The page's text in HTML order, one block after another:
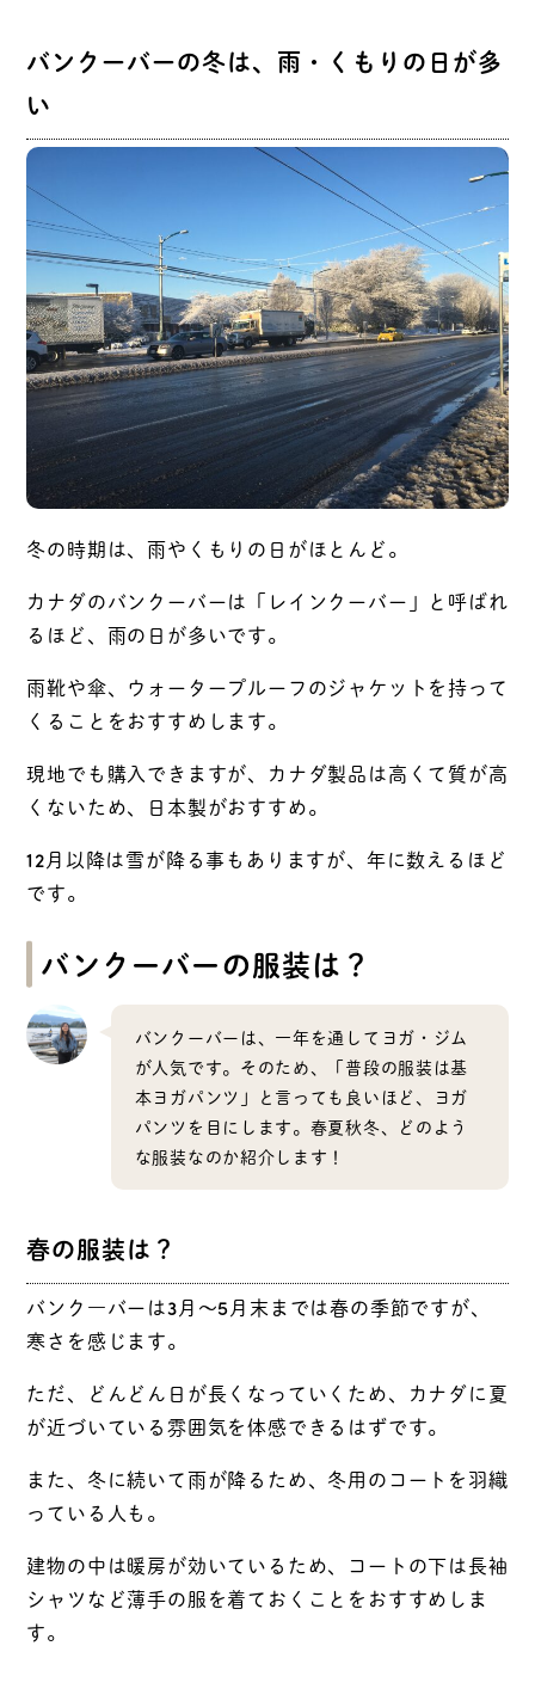
バンクーバーの冬は、雨・くもりの日が多
い
冬の時期は、雨やくもりの日がほとんど。
カナダのバンクーバーは「レインクーバー」と呼ばれ
るほど、雨の日が多いです。
雨靴や傘、ウォータープルーフのジャケットを持って
くることをおすすめします。
現地でも購入できますが、カナダ製品は高くて質が高
くないため、日本製がおすすめ。
12月以降は雪が降る事もありますが、年に数えるほど
です。
バンクーバーの服装は？
バンクーバーは、一年を通してヨガ・ジム
が人気です。そのため、「普段の服装は基
本ヨガパンツ」と言っても良いほど、ヨガ
パンツを目にします。春夏秋冬、どのよう
な服装なのか紹介します！
春の服装は？
バンク―バーは3月〜5月末までは春の季節ですが、
寒さを感じます。
ただ、どんどん日が長くなっていくため、カナダに夏
が近づいている雰囲気を体感できるはずです。
また、冬に続いて雨が降るため、冬用のコートを羽織
っている人も。
建物の中は暖房が効いているため、コートの下は長袖
シャツなど薄手の服を着ておくことをおすすめしま
す。